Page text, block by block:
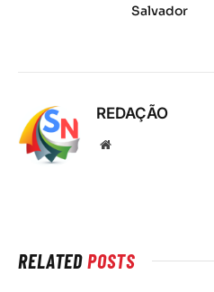
Salvador
REDAÇÃO
Local
RELATEDPOSTS